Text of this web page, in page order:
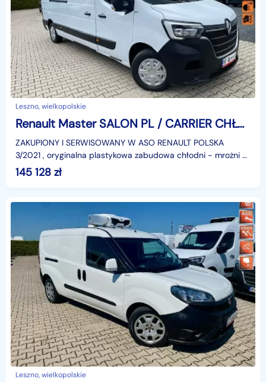
Leszno, wielkopolskie
Renault Master SALON PL / CARRIER CHŁODNIA - MROŻNIA -15st.C / PRĄD 220V / 103 tys.
ZAKUPIONY I SERWISOWANY W ASO RENAULT POLSKA
3/2021 , oryginalna plastykowa zabudowa chłodni - mrożni +
agregat firmy CARRIER XARIOS VMAX 300 od -15st.C do + 20
145 128 zł
Leszno, wielkopolskie